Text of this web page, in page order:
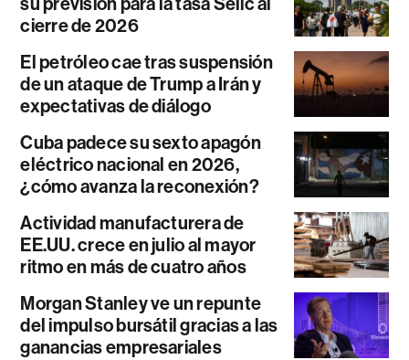
cierre de 2026
El petróleo cae tras suspensión
de un ataque de Trump a Irán y
expectativas de diálogo
Cuba padece su sexto apagón
eléctrico nacional en 2026,
¿cómo avanza la reconexión?
Actividad manufacturera de
EE.UU. crece en julio al mayor
ritmo en más de cuatro años
Morgan Stanley ve un repunte
del impulso bursátil gracias a las
ganancias empresariales